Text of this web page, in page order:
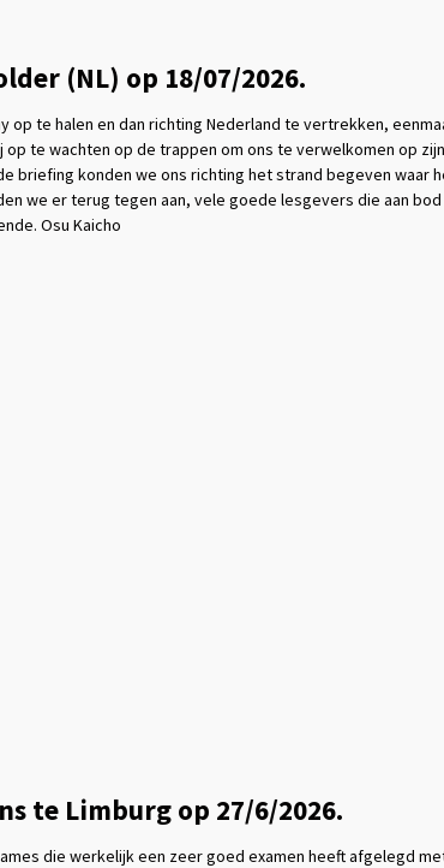
(NL) op 18/07/2026.
op te halen en dan richting Nederland te vertrekken,
te wachten op de trappen om ons te verwelkomen op
briefing konden we ons richting het strand begeven waar
we er terug tegen aan, vele goede lesgevers die aan bod
Osu Kaicho
te Limburg op 27/6/2026.
die werkelijk een zeer goed examen heeft afgelegd